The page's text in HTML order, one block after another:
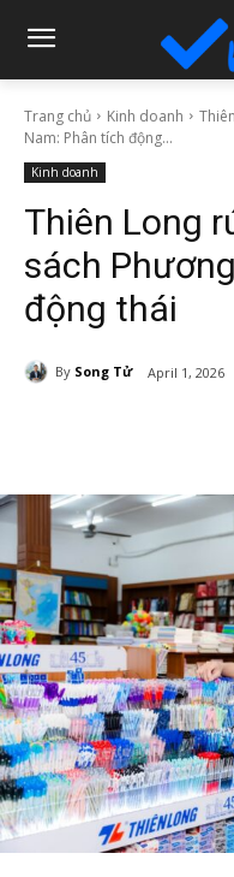
Trang chủ Kinh doanh
Nam: Phân tích động...
Kinh doanh
Thiên Long
sách
động thái
By Song Tử April 1, 2026